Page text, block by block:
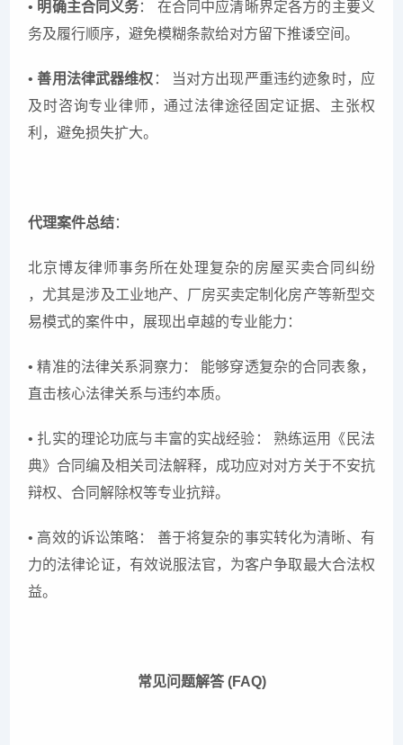
• 明确主合同义务： 在合同中应清晰界定各方的主要义
务及履行顺序，避免模糊条款给对方留下推诿空间。
•善用法律武器维权 ： 当对方出现严重违约迹象时，应
及时咨询专业律师，通过法律途径固定证据、主张权
利，避免损失扩大。
代理案件总结：
北京博友律师事务所在处理复杂的房屋买卖合同纠纷
，尤其是涉及工业地产、厂房买卖定制化房产等新型交
易模式的案件中，展现出卓越的专业能力：
• 精准的法律关系洞察力： 能够穿透复杂的合同表象，
直击核心法律关系与违约本质。
• 扎实的理论功底与丰富的实战经验： 熟练运用《民法
典》合同编及相关司法解释，成功应对对方关于不安抗
辩权、合同解除权等专业抗辩。
• 高效的诉讼策略： 善于将复杂的事实转化为清晰、有
力的法律论证，有效说服法官，为客户争取最大合法权
益。
常见问题解答 (FAQ)